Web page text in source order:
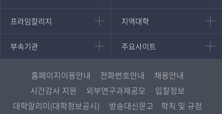
국어국문학과
영어영문학과
일본학과
사회과학대학
대학원
경영대학원
프라임칼리지
프라임칼리지
학사학위과정
평생교육과정
지역대학
지역대학
지역대학 포털
서울지역대학
대구경북지역대학
인천지역대학
광주전남지역대학
부속기관
부속기관
중앙도서관
원격교육혁신연구원
통합인문학연구소
디지털미디어센터
주요사이트
주요사이트
멘토링
진로심리상담
교육정보화본부
국립대학육성사업
홈페이지이용안내 전화번호안내
채용안내
시간강사 지원
외부연구과제공모
입찰정보
대학알리미(대학정보공시)
방송대신문고 학칙 및 규정